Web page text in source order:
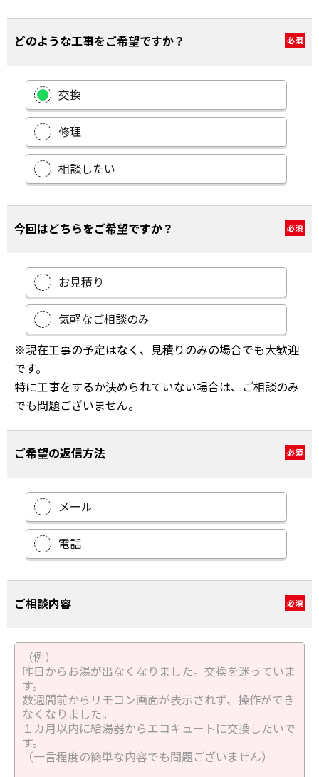
どのような工事をご希望ですか？ 必須
交換
修理
相談したい
今回はどちらをご希望ですか？ 必須
お見積り
気軽なご相談のみ
※現在工事の予定はなく、見積りのみの場合でも大歓迎
です。
特に工事をするか決められていない場合は、ご相談のみ
でも問題ございません。
ご希望の返信方法 必須
メール
電話
ご相談内容 必須